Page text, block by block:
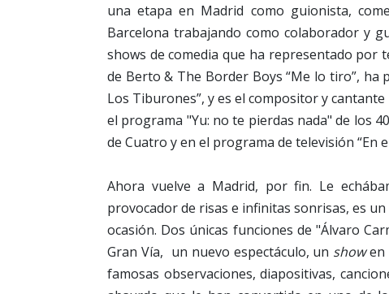
una etapa en Madrid como guionista,
Barcelona trabajando como colaborador y
shows de comedia que ha representado por
de Berto & The Border Boys “Me lo tiro”, ha
Los Tiburones”, y es el compositor y
el programa "Yu: no te pierdas nada" de los
de Cuatro y en el programa de televisión “En
Ahora vuelve a Madrid, por fin. Le
provocador de risas e infinitas sonrisas, es
ocasión. Dos únicas funciones de "Álvaro
Gran Vía, un nuevo espectáculo, un showen
famosas observaciones, diapositivas,